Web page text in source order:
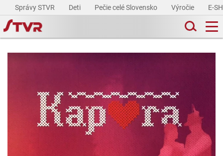
Správy STVR Deti Pečie celé Slovensko Výročie E-